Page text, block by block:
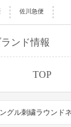
佐川急便
ンド情報
TOP
グル刺繍ラウンド